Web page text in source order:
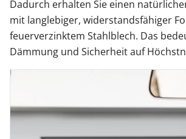
Dadurch erhalten Sie einen
mit langlebiger, widerstandsfähiger
feuerverzinktem Stahlblech. Das
Dämmung und Sicherheit auf